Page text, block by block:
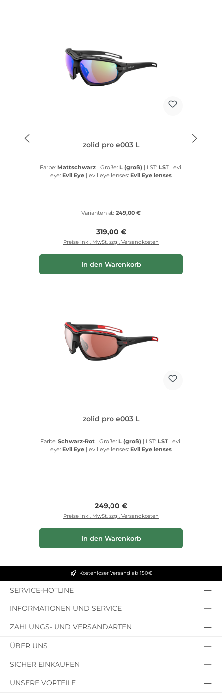
zolid pro e003 L
Farbe: Mattschwarz | Größe: L (groß) | LST: LST |
eye: Evil Eye | evil eye lenses: Evil Eye lenses
Varianten ab 249,00 €
Regulärer Preis:
319,00 €
Preise inkl. MwSt. zzgl. Versandkosten
In den Warenkorb
zolid pro e003 L
Farbe: Schwarz-Rot | Größe: L (groß) | LST: LST |
eye: Evil Eye | evil eye lenses: Evil Eye lenses
Regulärer Preis:
249,00 €
Preise inkl. MwSt. zzgl. Versandkosten
In den Warenkorb
Kostenloser Versand ab 150€
SERVICE-HOTLINE
INFORMATIONEN UND SERVICE
ZAHLUNGS- UND VERSANDARTEN
ÜBER UNS
SICHER EINKAUFEN
UNSERE VORTEILE